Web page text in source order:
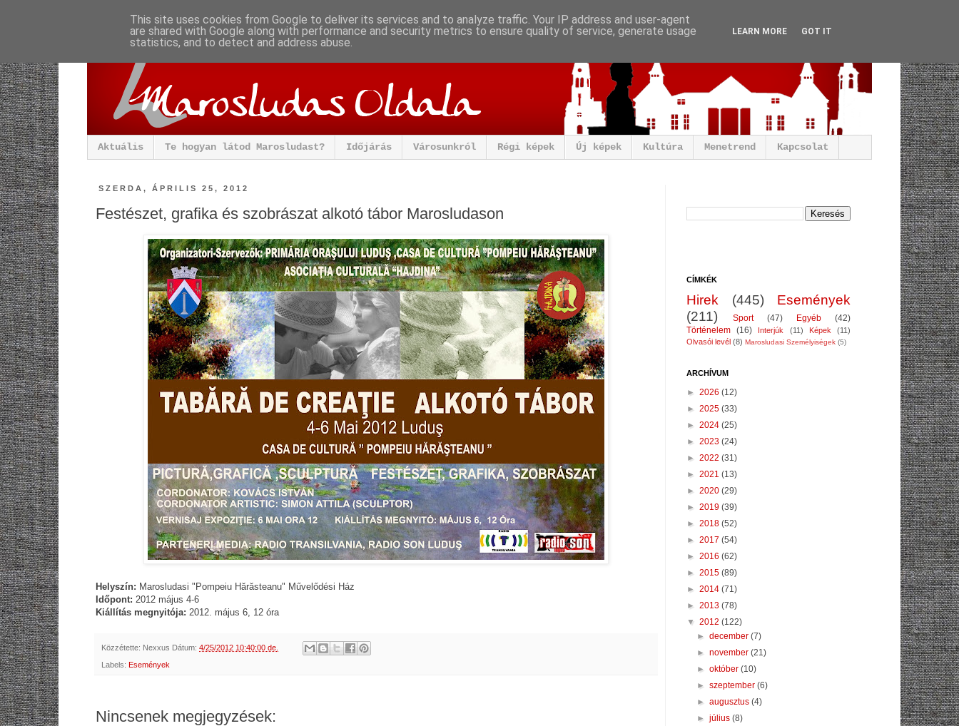
Aktuális Te hogyan látod Marosludast? Időjárás Városunkról Régi képek Új képek Kultúra Menetrend Kapcsolat
SZERDA, ÁPRILIS 25, 2012
Festészet, grafika és szobrászat alkotó tábor Marosludason
Helyszín: Marosludasi "Pompeiu Hărăsteanu" Művelődési Ház
Időpont: 2012 május 4-6
Kiállítás megnyitója: 2012. május 6, 12 óra
Közzétette: Nexxus Dátum: 4/25/2012 10:40:00 de.
Labels: Események
Nincsenek megjegyzések:
CÍMKÉK
Hirek (445)
Események
(211)
Sport (47) Egyéb
(42)
Történelem (16) Interjúk (11) Képek
(11)
Olvasói levél (8) Marosludasi Személyiségek (5)
ARCHÍVUM
► 2026 (12)
► 2025 (33)
► 2024 (25)
► 2023 (24)
► 2022 (31)
► 2021 (13)
► 2020 (29)
► 2019 (39)
► 2018 (52)
► 2017 (54)
► 2016 (62)
► 2015 (89)
► 2014 (71)
► 2013 (78)
▼ 2012 (122)
►december(7)
►november(21)
►október(10)
►szeptember(6)
►augusztus(4)
►július(8)
This site uses cookies from Google to deliver its services and to analyze traffic. Your IP address and user-agent
are shared with Google along with performance and security metrics to ensure quality of service, generate usage
statistics, and to detect and address abuse.
LEARN MORE GOT IT